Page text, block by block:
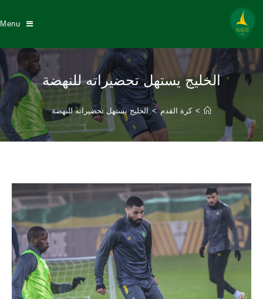
Menu
الخليج يستهل تحضيراته للنهضة
> كرة القدم > الخليج يستهل تحضيراته للنهضة